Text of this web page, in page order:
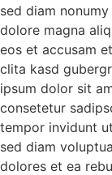
sed diam
dolore magna
eos et accusam
clita kasd
ipsum dolor sit
consetetur
tempor invidunt
sed diam
dolores et ea